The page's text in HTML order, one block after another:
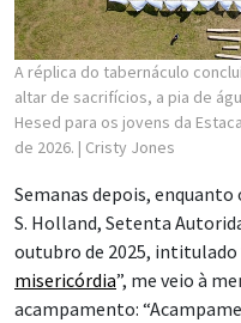
A réplica do tabernáculo
altar de sacrifícios, a pia de
Hesed para os jovens da
de 2026. | Cristy Jones
Semanas depois,
S. Holland, Setenta
outubro de 2025, intitulado
misericórdia”, me veio à
acampamento: